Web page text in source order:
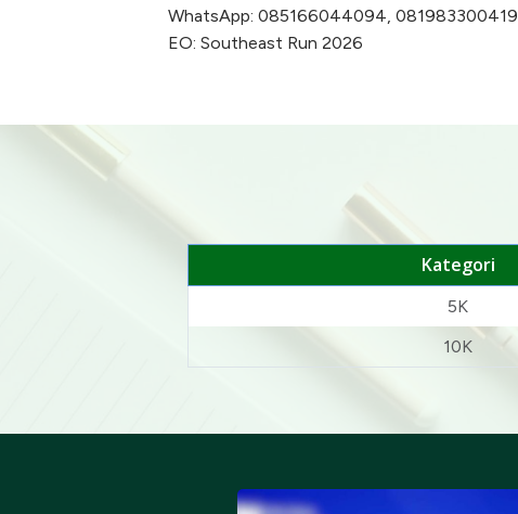
WhatsApp: 085166044094, 081983300419
EO: Southeast Run 2026
Kategori
5K
10K